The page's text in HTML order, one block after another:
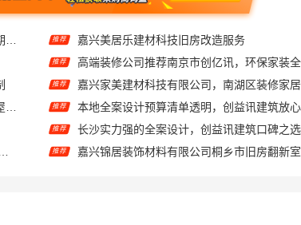
推荐
推荐
推荐 本地全案设计预算清单透明，创益讯建筑放心
推荐 长沙实力强的全案设计，创益讯建筑口碑之选
推荐
推荐